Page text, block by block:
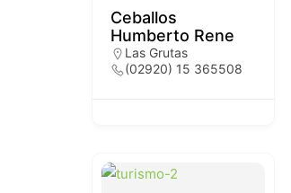
Ceballos
Humberto Rene
Las Grutas
(02920) 15 365508